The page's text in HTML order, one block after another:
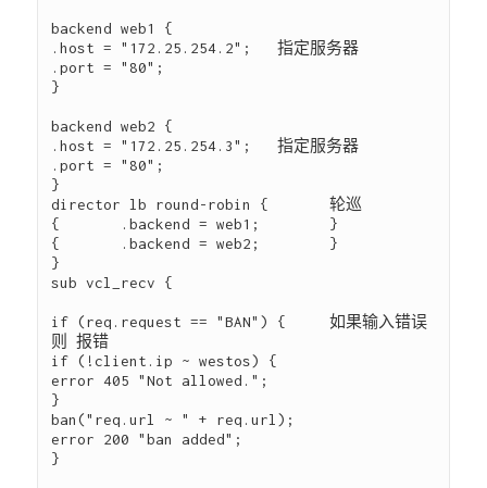
backend web1 {
.host = "172.25.254.2";   指定服务器
.port = "80";
}
backend web2 {
.host = "172.25.254.3";   指定服务器
.port = "80";
}
director lb round-robin {       轮巡
{       .backend = web1;        }
{       .backend = web2;        }
}
sub vcl_recv {
if (req.request == "BAN") {     如果输入错误
则 报错
if (!client.ip ~ westos) {
error 405 "Not allowed.";
}
ban("req.url ~ " + req.url);
error 200 "ban added";
}